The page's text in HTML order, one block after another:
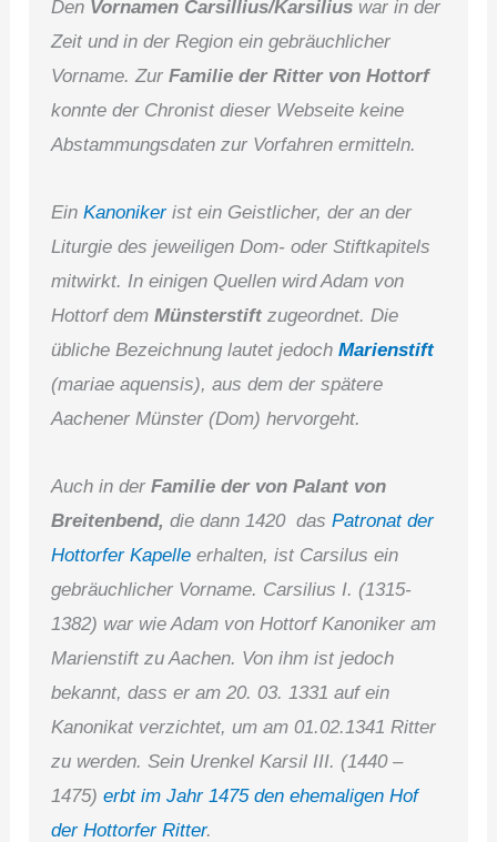
Den Vornamen Carsillius/Karsilius war in der
Zeit und in der Region ein gebräuchlicher
Vorname. ZurFamilie der Ritter von Hottorf
konnte der Chronist dieser Webseite keine
Abstammungsdaten zur Vorfahren ermitteln.
EinKanonikerist ein Geistlicher, der an der
Liturgie des jeweiligen Dom- oder Stiftkapitels
mitwirkt. In einigen Quellen wird Adam von
Hottorf demMünsterstift zugeordnet. Die
übliche Bezeichnung lautet jedochMarienstift
(mariae aquensis), aus dem der spätere
Aachener Münster (Dom) hervorgeht.
Auch in derFamilie der von Palant von
Breitenbend, die dann 1420 dasPatronat der
Hottorfer Kapelle erhalten, ist Carsilus ein
gebräuchlicher Vorname. Carsilius I. (1315-
1382) war wie Adam von Hottorf Kanoniker am
Marienstift zu Aachen. Von ihm ist jedoch
bekannt, dass er am 20. 03. 1331 auf ein
Kanonikat verzichtet, um am 01.02.1341 Ritter
zu werden. Sein Urenkel Karsil III. (1440 –
1475)erbt im Jahr 1475 den ehemaligen Hof
der Hottorfer Ritter.